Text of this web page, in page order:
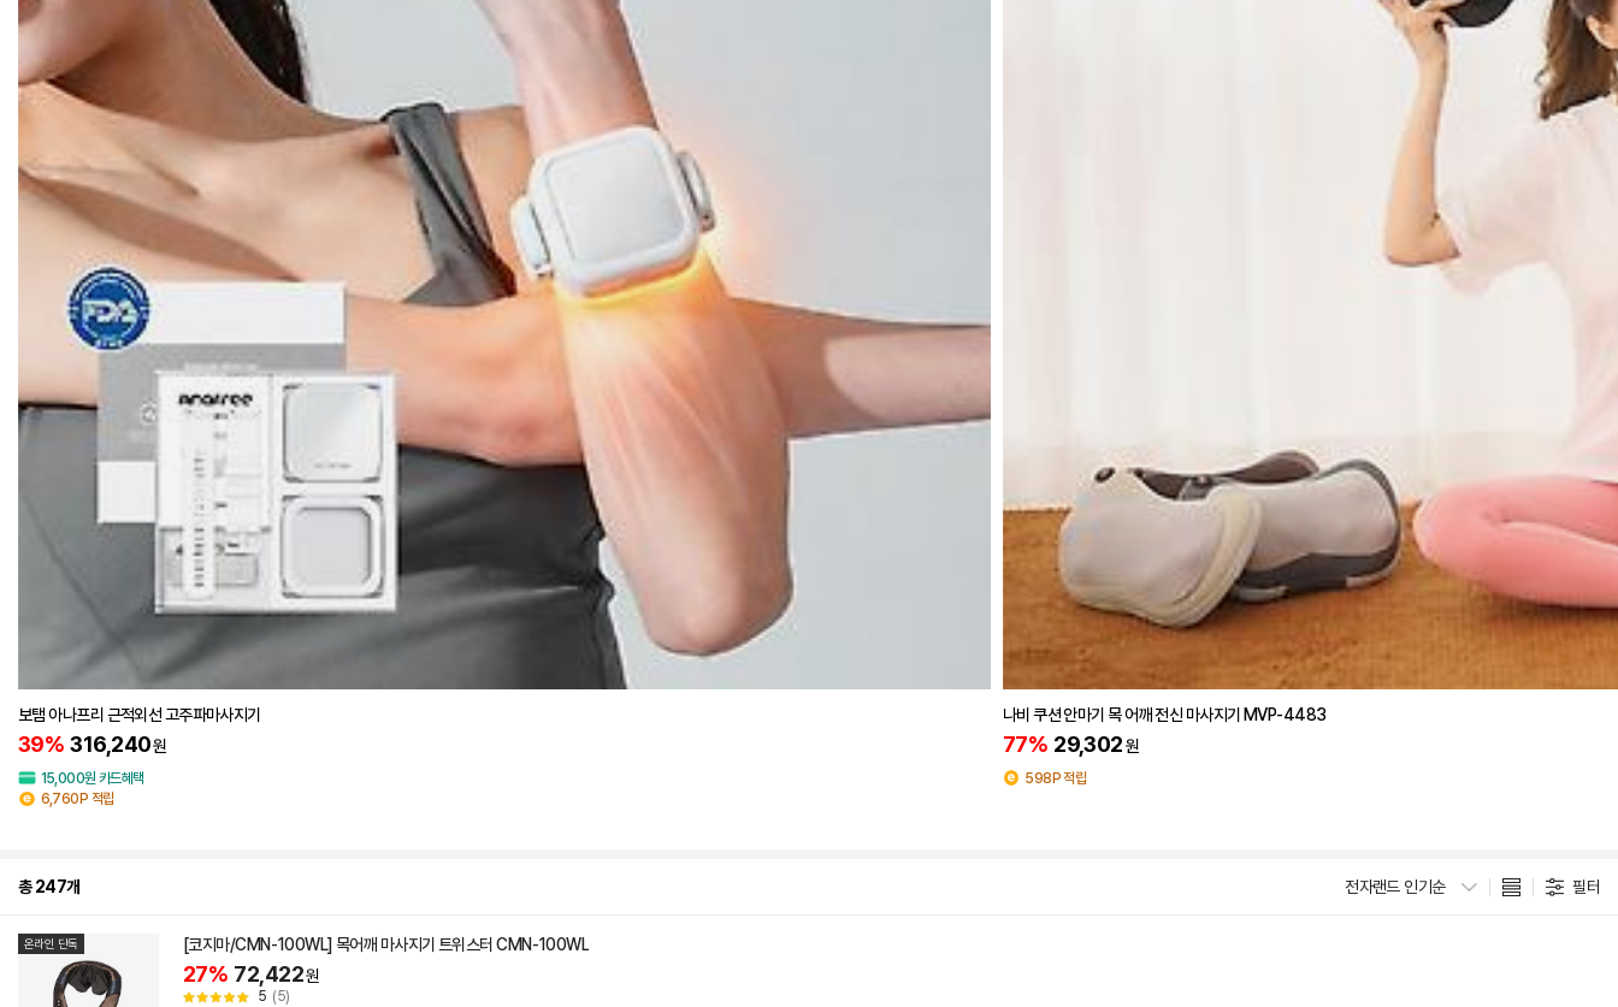
보탬 아나프리 근적외선 고주파마사지기
39% 316,240원
15,000원 카드혜택
6,760P 적립
나비 쿠션 안마기 목 어깨 전신 마사지기 MVP-4483
77% 29,302원
598P 적립
총 247개 전자랜드 인기순 필터
온라인 단독 [코지마/CMN-100WL] 목어깨 마사지기 트위스터 CMN-100WL
27% 72,422원
5 (5)